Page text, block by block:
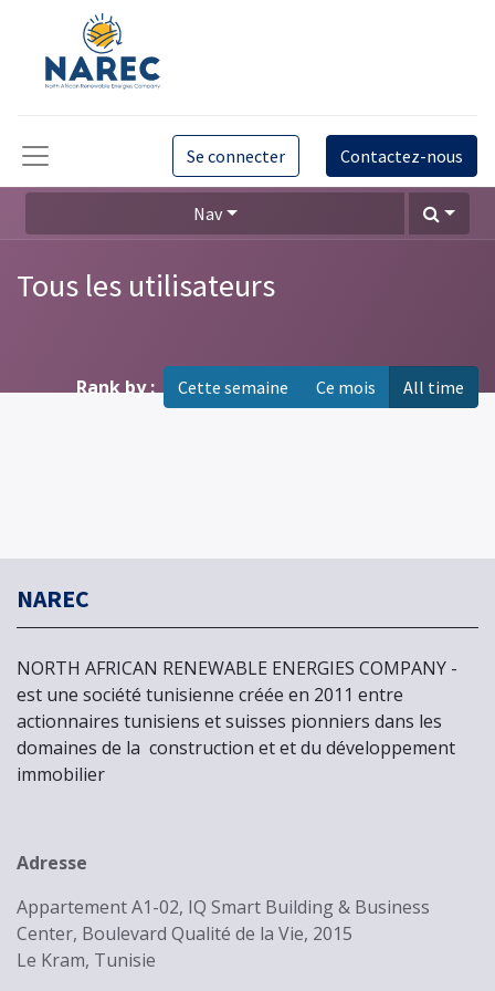
Se connecter Contactez-nous
Nav
Tous les utilisateurs
Rank by : Cette semaine Ce mois All time
NAREC
NORTH AFRICAN RENEWABLE ENERGIES COMPANY -
est une société tunisienne créée en 2011 entre
actionnaires tunisiens et suisses pionniers dans les
domaines de la construction et et du développement
immobilier
Adresse
Appartement A1-02, IQ Smart Building & Business
Center, Boulevard Qualité de la Vie, 2015
Le Kram, Tunisie